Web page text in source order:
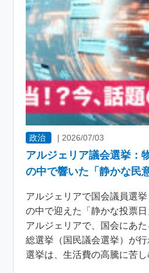
政治 | 2026/07/03
アルジェリア議会選挙：
の中で響いた「静かな民意
アルジェリアで国会議員選
の中で迎えた「静かな投票日
アルジェリアで、国会にあ
総選挙（国民議会選挙）が
選挙は、生活費の高騰に苦